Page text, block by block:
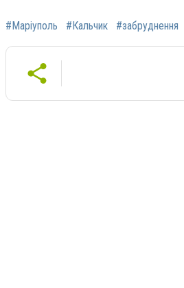
#Маріуполь #Кальчик #забруднення